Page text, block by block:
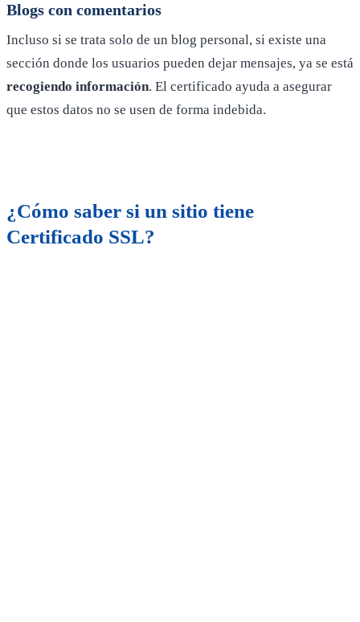
Blogs con comentarios
Incluso si se trata solo de un blog personal, si existe una
sección donde los usuarios pueden dejar mensajes, ya se está
recogiendo información. El certificado ayuda a asegurar
que estos datos no se usen de forma indebida.
¿Cómo saber si un sitio tiene
Certificado SSL?